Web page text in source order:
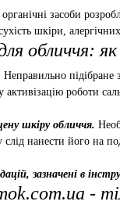
органічні засоби
шкіри,
обличчя:
Неправильно
роботи
шкіру обличчя.
слід нанести його на
зазначені в
-